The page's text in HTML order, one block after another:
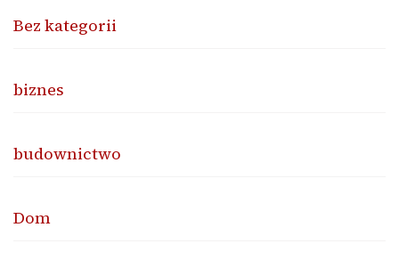
Bez kategorii
biznes
budownictwo
Dom